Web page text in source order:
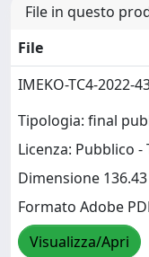
File in questo
File
IMEKO-TC4-2022-
Tipologia: final
Licenza: Pubblico
Dimensione
Formato Adobe
Visualizza/Apri